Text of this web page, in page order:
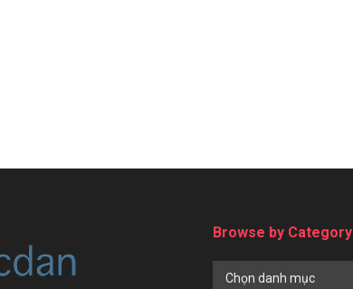
Browse by Category
Browse
Chọn danh mục